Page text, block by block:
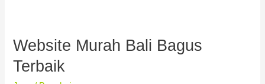
Website Murah Bali Bagus
Terbaik